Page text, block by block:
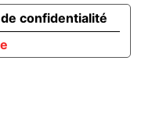
confidentialité